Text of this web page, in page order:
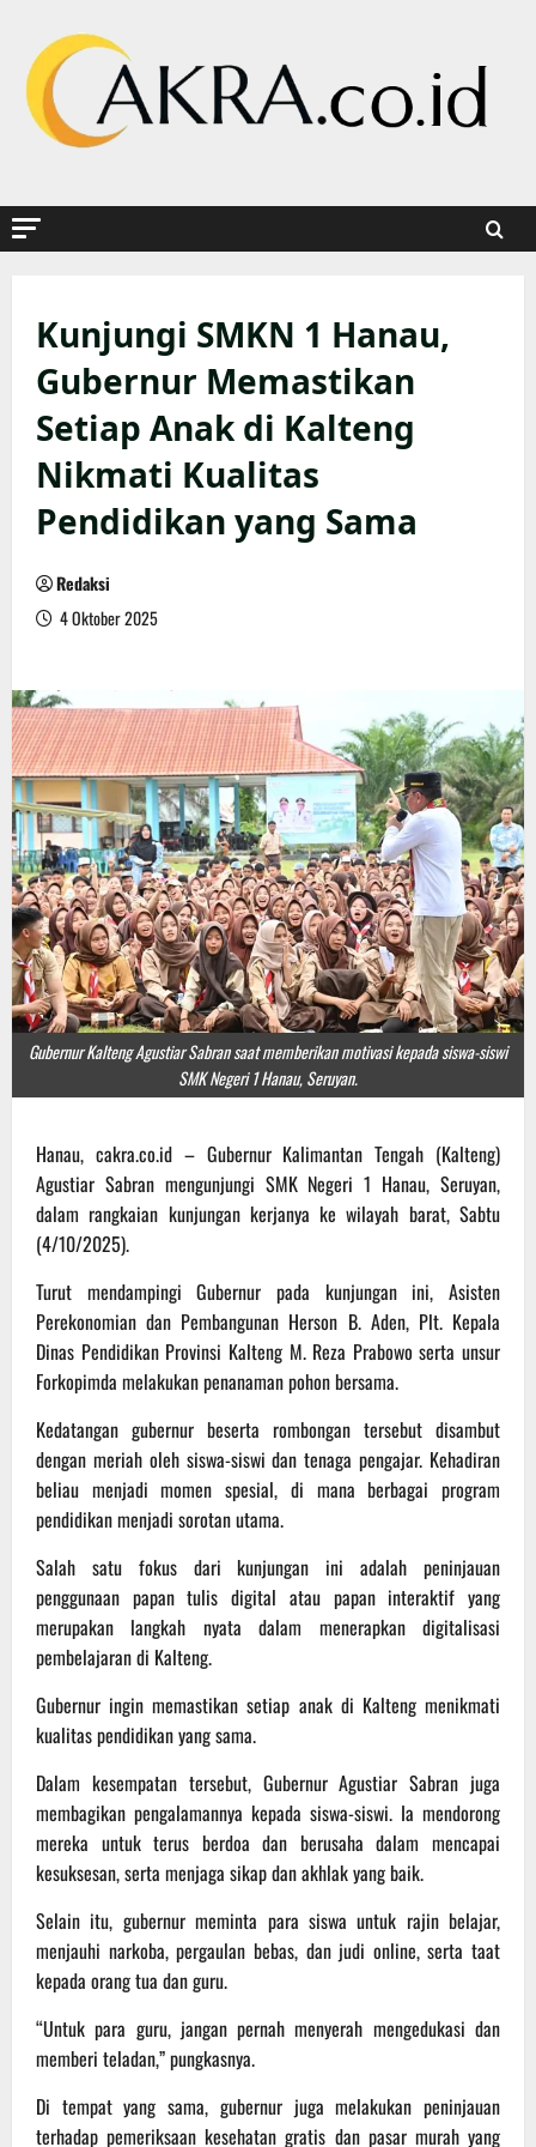
content
Kunjungi SMKN 1 Hanau,
Gubernur Memastikan
Setiap Anak di Kalteng
Nikmati Kualitas
Pendidikan yang Sama
Redaksi
4 Oktober 2025
Gubernur Kalteng Agustiar Sabran saat memberikan motivasi kepada siswa-siswi
SMK Negeri 1 Hanau, Seruyan.
Hanau, cakra.co.id – Gubernur Kalimantan Tengah (Kalteng)
Agustiar Sabran mengunjungi SMK Negeri 1 Hanau, Seruyan,
dalam rangkaian kunjungan kerjanya ke wilayah barat, Sabtu
(4/10/2025).
Turut mendampingi Gubernur pada kunjungan ini, Asisten
Perekonomian dan Pembangunan Herson B. Aden, Plt. Kepala
Dinas Pendidikan Provinsi Kalteng M. Reza Prabowo serta unsur
Forkopimda melakukan penanaman pohon bersama.
Kedatangan gubernur beserta rombongan tersebut disambut
dengan meriah oleh siswa-siswi dan tenaga pengajar. Kehadiran
beliau menjadi momen spesial, di mana berbagai program
pendidikan menjadi sorotan utama.
Salah satu fokus dari kunjungan ini adalah peninjauan
penggunaan papan tulis digital atau papan interaktif yang
merupakan langkah nyata dalam menerapkan digitalisasi
pembelajaran di Kalteng.
Gubernur ingin memastikan setiap anak di Kalteng menikmati
kualitas pendidikan yang sama.
Dalam kesempatan tersebut, Gubernur Agustiar Sabran juga
membagikan pengalamannya kepada siswa-siswi. Ia mendorong
mereka untuk terus berdoa dan berusaha dalam mencapai
kesuksesan, serta menjaga sikap dan akhlak yang baik.
Selain itu, gubernur meminta para siswa untuk rajin belajar,
menjauhi narkoba, pergaulan bebas, dan judi online, serta taat
kepada orang tua dan guru.
“Untuk para guru, jangan pernah menyerah mengedukasi dan
memberi teladan,” pungkasnya.
Di tempat yang sama, gubernur juga melakukan peninjauan
terhadap pemeriksaan kesehatan gratis dan pasar murah yang